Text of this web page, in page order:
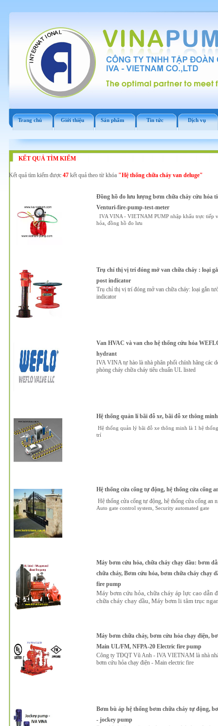
Trang chủ Giới thiệu Sản phẩm Tin tức Dịch vụ
KẾT QUẢ TÌM KIẾM
Kết quả tìm kiếm được 47kết quả theo từ khóa "Hệ thống chữa cháy van deluge"
Đồng hồ đo lưu lượng bơm chữa cháy cứu hỏa
Venturi-fire-pump-test-meter
IVA VINA - VIETNAM PUMP nhập khẩu trực tiếp
hỏa, đồng hồ đo lưu
Trụ chỉ thị vị trí đóng mở van chữa cháy : loại
post indicator
Trụ chỉ thị vị trí đóng mở van chữa cháy: loại gắn
indicator
Van HVAC và van cho hệ thống cứu hỏa
hydrant
IVA VINA tự hào là nhà phân phối chính hãng các
phòng cháy chữa cháy tiêu chuẩn UL listed
Hệ thống quản lí bãi đỗ xe, bãi đỗ xe thông
Hệ thống quản lý bãi đỗ xe thông minh là 1 hệ
trí
Hệ thống cửa cổng tự động, hệ thống cửa cống
Hệ thống cửa cổng tự động, hệ thống cửa cống an
Auto gate control system, Security automated gate
Máy bơm cứu hỏa, chữa cháy chạy dầu: bơm
chữa cháy, Bơm cứu hỏa, bơm chữa cháy chạy
fire pump
Máy bơm cứu hỏa, chữa cháy áp lực cao dẫn
chữa cháy chạy dầu, Máy bơm li tâm trục
Máy bơm chữa cháy, bơm cứu hỏa chạy điện,
Main UL/FM, NFPA-20 Electric fire pump
Công ty TĐQT Vũ Anh - IVA VIETNAM là nhà
bơm cứu hỏa chạy điện - Main electric fire
Bơm bù áp hệ thống bơm chữa cháy tự động,
- jockey pump